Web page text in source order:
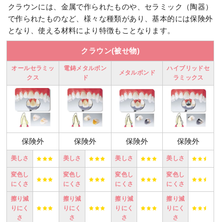
クラウンには、金属で作られたものや、セラミック（陶器）
で作られたものなど、様々な種類があり、基本的には保険外
となり、使える材料により特徴もことなります。
クラウン(被せ物)
オールセラミッ
クス
電鋳メタルボン
ド
メタルボンド
ハイブリッドセ
ラミックス
保険外 保険外 保険外 保険外
美しさ 美しさ 美しさ 美しさ
変色し
にくさ
変色し
にくさ
変色し
にくさ
変色し
にくさ
擦り減
りにく
さ
擦り減
りにく
さ
擦り減
りにく
さ
擦り減
りにく
さ